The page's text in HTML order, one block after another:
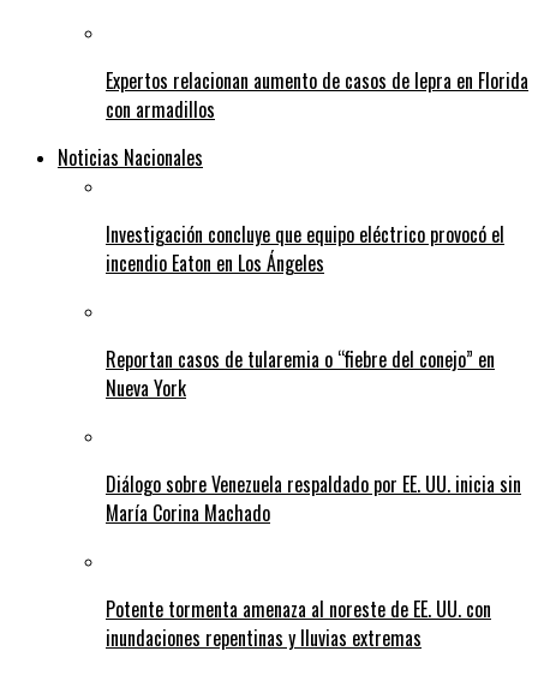
Expertos relacionan aumento de casos de lepra en Florida
con armadillos
Noticias Nacionales
Investigación concluye que equipo eléctrico provocó el
incendio Eaton en Los Ángeles
Reportan casos de tularemia o “fiebre del conejo” en
Nueva York
Diálogo sobre Venezuela respaldado por EE. UU. inicia sin
María Corina Machado
Potente tormenta amenaza al noreste de EE. UU. con
inundaciones repentinas y lluvias extremas